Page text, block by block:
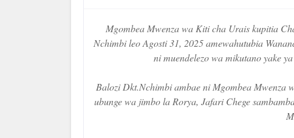
Mgombea Mwenza wa Kiti cha Urais kupitia
Nchimbi leo Agosti 31, 2025 amewahutubia
ni muendelezo wa mikutano yake
Balozi Dkt.Nchimbi ambae ni Mgombea Mwenza
ubunge wa jimbo la Rorya, Jafari Chege